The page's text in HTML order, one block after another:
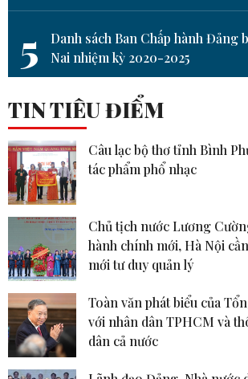
5
Danh sách Ban Chấp hành Đảng
Nai nhiệm kỳ 2020-2025
TIN TIÊU ĐIỂM
Câu lạc bộ thơ tỉnh Bình
tác phẩm phổ nhạc
Chủ tịch nước Lương
hành chính mới, Hà Nội
mới tư duy quản lý
Toàn văn phát biểu của
với nhân dân TPHCM và
dân cả nước